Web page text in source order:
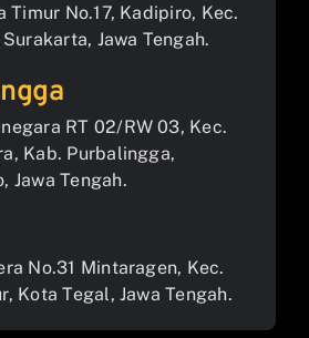
Timur No.17, Kadipiro, Kec.
Jawa Tengah.
RT 02/RW 03, Kec.
Kab. Purbalingga,
Jawa Tengah.
No.31 Mintaragen, Kec.
Kota Tegal, Jawa Tengah.